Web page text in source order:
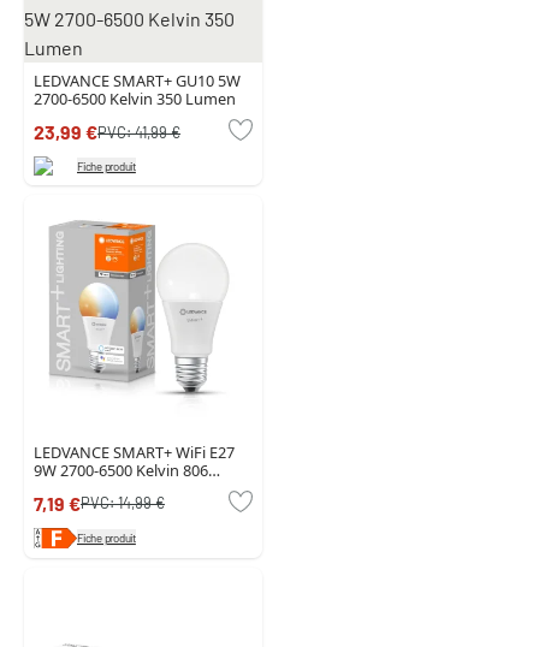
LEDVANCE SMART+ GU10 5W
2700-6500 Kelvin 350 Lumen
23,99 €PVC:41,99 €
Fiche produit
LEDVANCE SMART+ WiFi E27
9W 2700-6500 Kelvin 806
7,19 €PVC:14,99 €
Fiche produit